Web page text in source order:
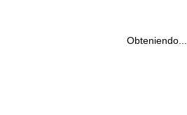
Obteniendo...